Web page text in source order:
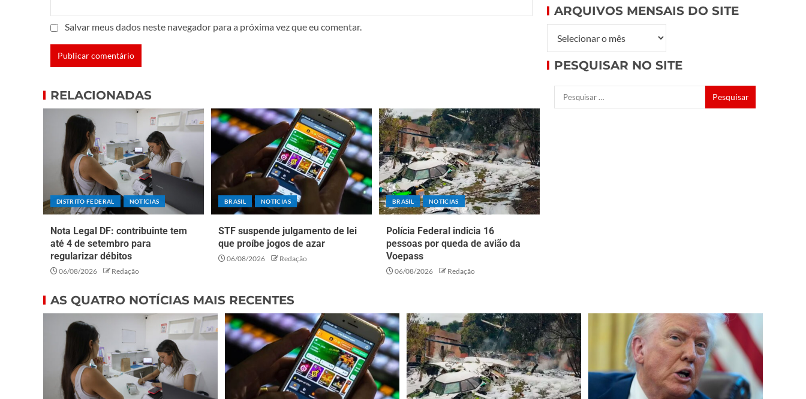
Salvar meus dados neste navegador para a próxima vez que eu comentar.
RELACIONADAS
DISTRITO FEDERAL NOTÍCIAS
Nota Legal DF: contribuinte tem
até 4 de setembro para
regularizar débitos
06/08/2026 Redação
BRASIL NOTÍCIAS
STF suspende julgamento de lei
que proíbe jogos de azar
06/08/2026 Redação
BRASIL NOTÍCIAS
Polícia Federal indicia 16
pessoas por queda de avião da
Voepass
06/08/2026 Redação
ARQUIVOS MENSAIS DO SITE
PESQUISAR NO SITE
AS QUATRO NOTÍCIAS MAIS RECENTES